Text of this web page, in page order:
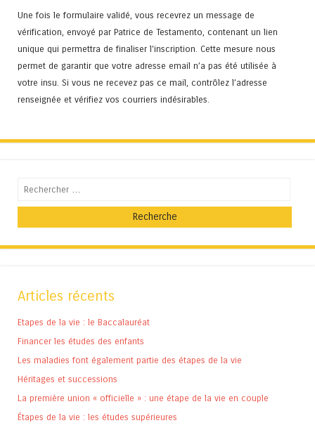
Une fois le formulaire validé, vous recevrez un message de
vérification, envoyé par Patrice de Testamento, contenant un lien
unique qui permettra de finaliser l'inscription. Cette mesure nous
permet de garantir que votre adresse email n’a pas été utilisée à
votre insu. Si vous ne recevez pas ce mail, contrôlez l’adresse
renseignée et vérifiez vos courriers indésirables.
Recherche
Articles récents
Etapes de la vie : le Baccalauréat
Financer les études des enfants
Les maladies font également partie des étapes de la vie
Héritages et successions
La première union « officielle » : une étape de la vie en couple
Étapes de la vie : les études supérieures